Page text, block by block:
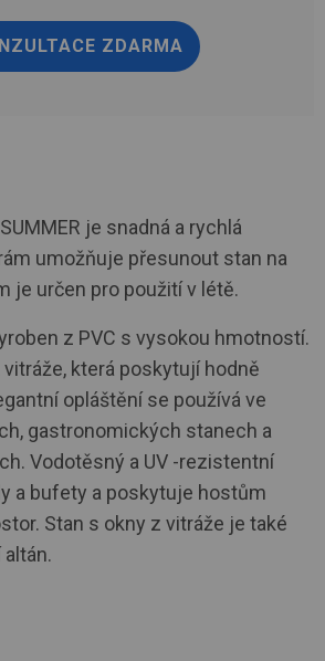
ZDARMA
je snadná a rychlá
umožňuje přesunout stan na
je určen pro použití v létě.
z PVC s vysokou hmotností.
která poskytují hodně
opláštění se používá ve
gastronomických stanech a
Vodotěsný a UV -rezistentní
a bufety a poskytuje hostům
Stan s okny z vitráže je také